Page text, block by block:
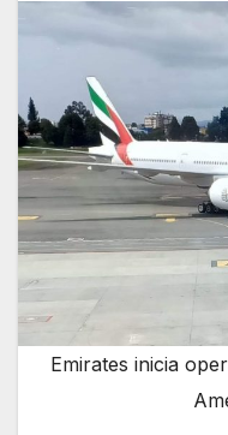
Emirates inicia